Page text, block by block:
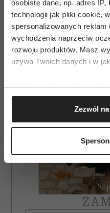
osobiste dane, np. adres
technologii jak pliki cookie,
spersonalizowanych
wychodzenia naprzeciw
rozwoju produktów. Masz
używa Twoich danych i w
Gromadzić dane
geograficznej z
Identyfikować Twoje
(fingerprinting, czyli
dane są przetwarzane oraz
sekcji szczegółów
. W
zmienić lub wycofać swoją
Zezwól